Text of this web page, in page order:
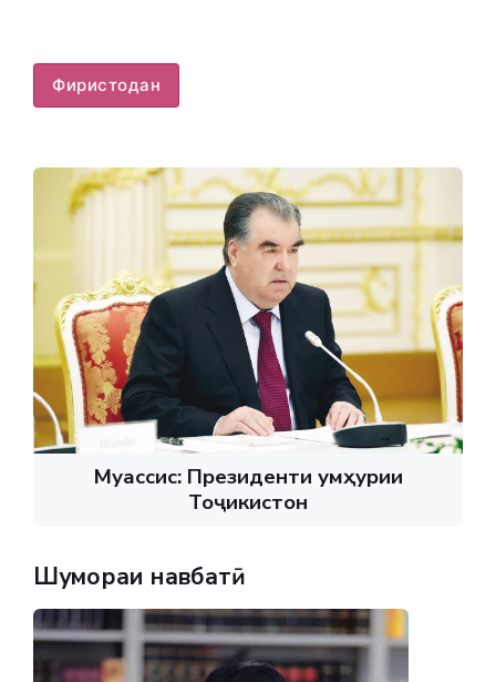
Фиристодан
Муассис: Президенти Ҷумҳурии
Тоҷикистон
Шумораи навбатӣ